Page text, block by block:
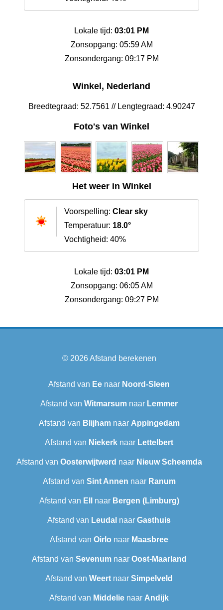
Lokale tijd: 03:01 PM
Zonsopgang: 05:59 AM
Zonsondergang: 09:17 PM
Winkel, Nederland
Breedtegraad: 52.7561 // Lengtegraad: 4.90247
Foto's van Winkel
Het weer in Winkel
Voorspelling: Clear sky
Temperatuur: 18.0°
Vochtigheid: 40%
Lokale tijd: 03:01 PM
Zonsopgang: 06:05 AM
Zonsondergang: 09:27 PM
© 2026Afstand berekenen
Afstand van Ee naar Noord-Sleen
Afstand van Witmarsum naar Lemmer
Afstand van Blijhamnaar Appingedam
Afstand van Niekerk naar Lettelbert
Afstand van Oosterwijtwerd naar Nieuw Scheemda
Afstand van Sint Annen naar Ranum
Afstand van Ell naar Bergen (Limburg)
Afstand van Leudal‎ naar Gasthuis
Afstand van Oirlo naar Maasbree
Afstand van Sevenumnaar Oost-Maarland
Afstand van Weert naar Simpelveld
Afstand van Middelie naar Andijk